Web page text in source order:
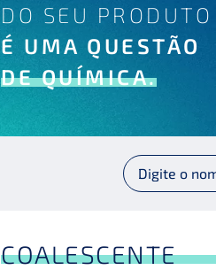
DO SEU PRODUTO
É UMA QUESTÃO
DE QUÍMICA.
COALESCENTE